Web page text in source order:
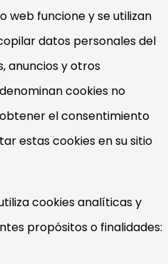
web funcione y se utilizan
datos personales del
anuncios y otros
cookies no
el consentimiento
estas cookies en su sitio
cookies analíticas y
propósitos o finalidades: